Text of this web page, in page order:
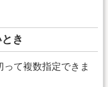
き
て複数指定できま